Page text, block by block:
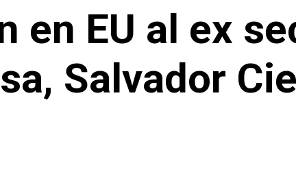
en EU al ex
Salvador